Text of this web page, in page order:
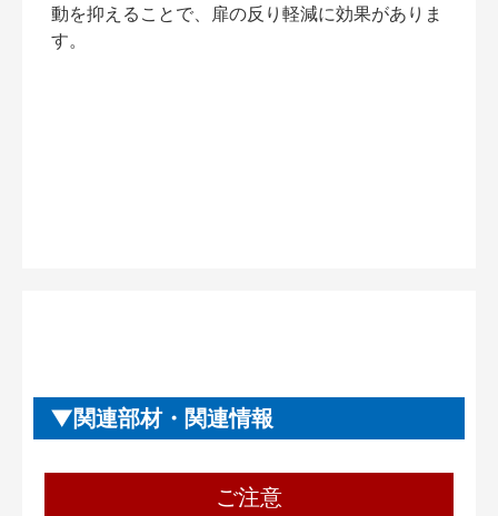
動を抑えることで、扉の反り軽減に効果がありま
す。
関連部材・関連情報
ご注意